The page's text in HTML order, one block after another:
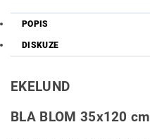
POPIS
DISKUZE
EKELUND
BLA BLOM 35x120 cm